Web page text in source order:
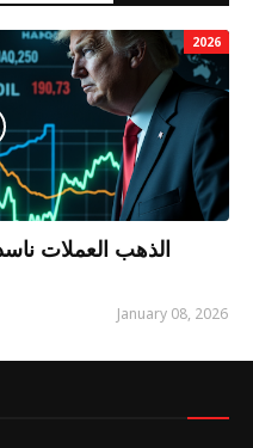
2026
الذهب العملات
January 08, 2026